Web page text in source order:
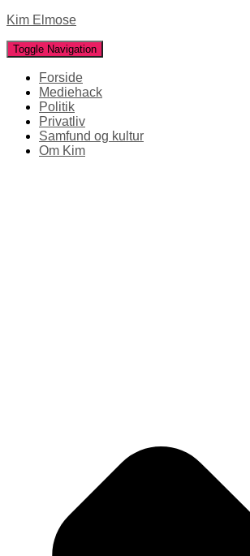
Kim Elmose
Toggle Navigation
Forside
Mediehack
Politik
Privatliv
Samfund og kultur
Om Kim